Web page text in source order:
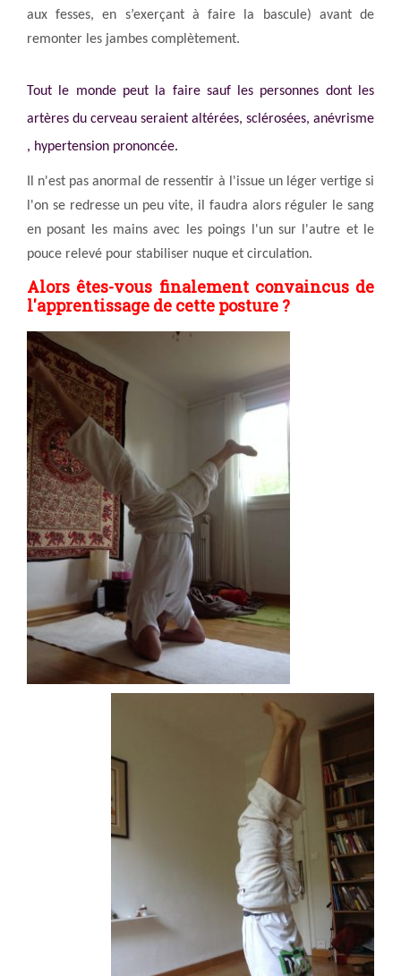
aux fesses, en s’exerçant à faire la bascule) avant de
remonter les jambes complètement.
Tout le monde peut la faire sauf les personnes dont les
artères du cerveau seraient altérées, sclérosées, anévrisme
, hypertension prononcée.
Il n'est pas anormal de ressentir à l'issue un léger vertige si
l'on se redresse un peu vite, il faudra alors réguler le sang
en posant les mains avec les poings l'un sur l'autre et le
pouce relevé pour stabiliser nuque et circulation.
Alors êtes-vous finalement convaincus de
l'apprentissage de cette posture ?